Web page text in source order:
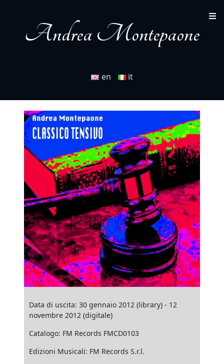
Andrea Montepaone
en it
Data di uscita: 30 gennaio 2012 (library) - 12
novembre 2012 (digitale)
Catalogo: FM Records FMCD0103
Edizioni Musicali: FM Records S.r.l.